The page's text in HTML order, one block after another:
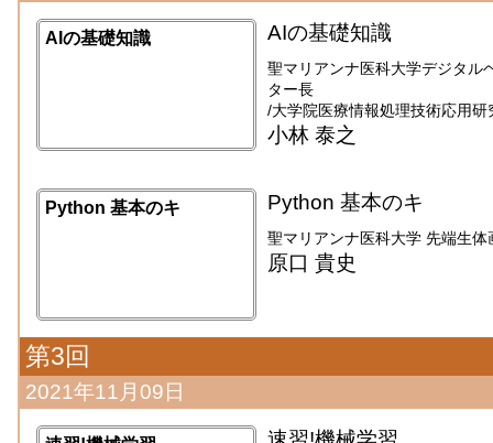
AIの基礎知識 AIの基礎知識
聖マリアンナ医科大学デジタル
ター長
/大学院医療情報処理技術応用研
小林 泰之
Python 基本のキ Python 基本のキ
聖マリアンナ医科大学 先端生
原口 貴史
第3回
2021年11月09日